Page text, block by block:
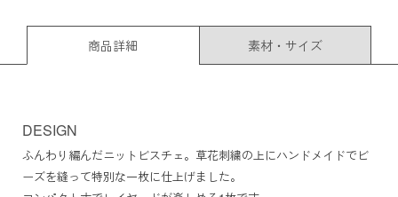
商品詳細 素材・サイズ
DESIGN
ふんわり編んだニットビスチェ。草花刺繍の上にハンドメイドでビ
ーズを縫って特別な一枚に仕上げました。